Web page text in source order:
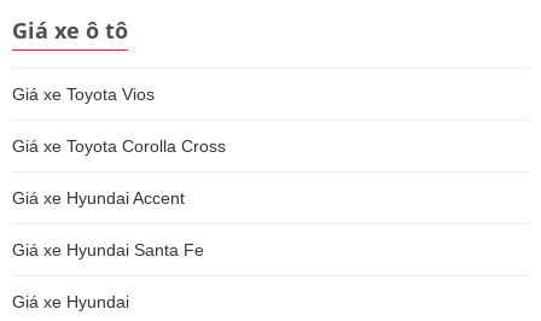
Giá xe ô tô
Giá xe Toyota Vios
Giá xe Toyota Corolla Cross
Giá xe Hyundai Accent
Giá xe Hyundai Santa Fe
Giá xe Hyundai